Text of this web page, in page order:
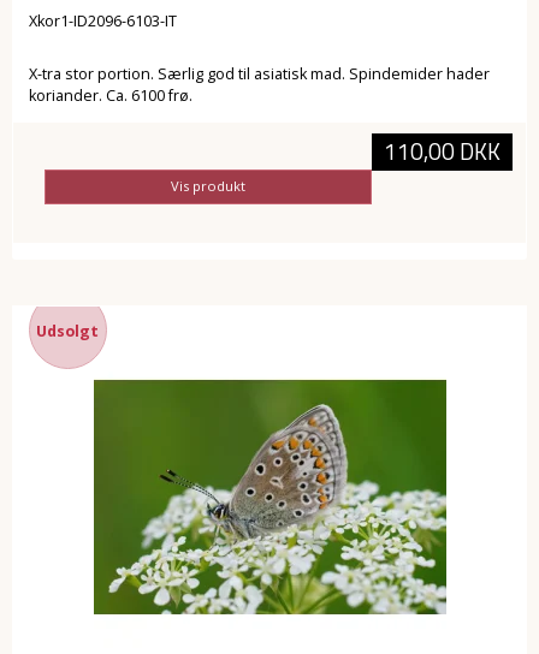
Xkor1-ID2096-6103-IT
X-tra stor portion. Særlig god til asiatisk mad. Spindemider hader
koriander. Ca. 6100 frø.
110,00 DKK
Vis produkt
Udsolgt